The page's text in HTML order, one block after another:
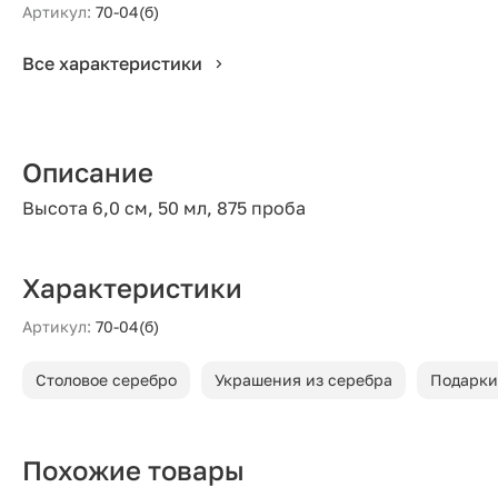
Артикул: 70-04(б)
Все характеристики
Описание
Высота 6,0 см, 50 мл, 875 проба
Характеристики
Артикул: 70-04(б)
Столовое серебро Украшения из серебра
Похожие товары